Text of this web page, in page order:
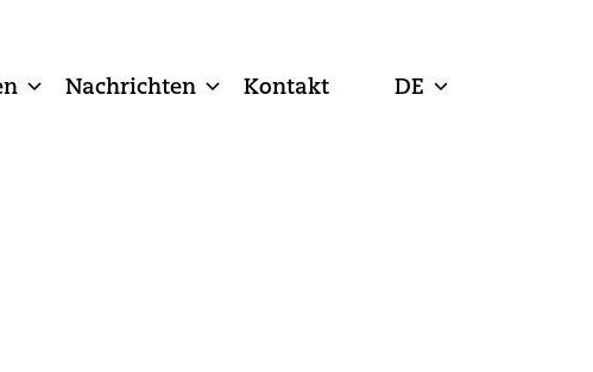
Nachrichten Kontakt DE